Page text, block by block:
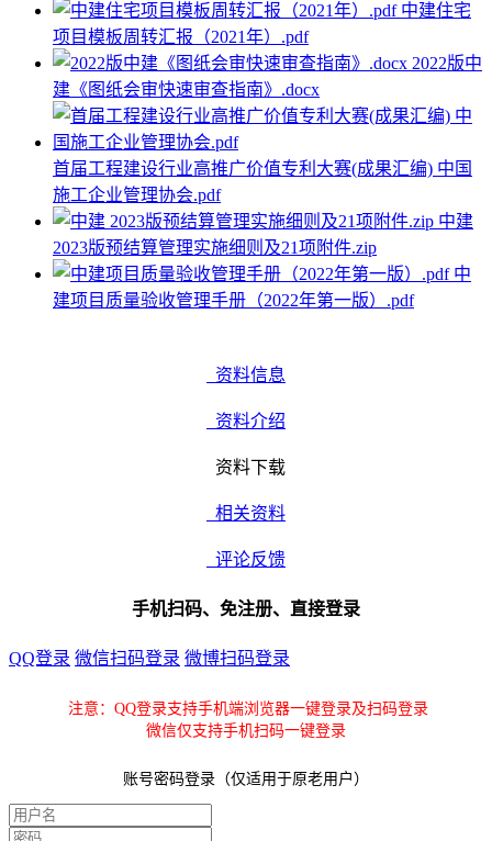
中建住宅
项目模板周转汇报（2021年）.pdf
2022版中
建《图纸会审快速审查指南》.docx
首届工程建设行业高推广价值专利大赛(成果汇编) 中国
施工企业管理协会.pdf
中建
2023版预结算管理实施细则及21项附件.zip
中
建项目质量验收管理手册（2022年第一版）.pdf
资料信息
资料介绍
资料下载
相关资料
评论反馈
手机扫码、免注册、直接登录
QQ登录 微信扫码登录 微博扫码登录
注意：QQ登录支持手机端浏览器一键登录及扫码登录
微信仅支持手机扫码一键登录
账号密码登录（仅适用于原老用户）